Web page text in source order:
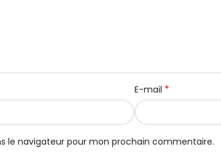
E-mail *
le navigateur pour mon prochain commentaire.